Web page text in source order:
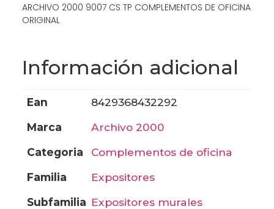
ARCHIVO 2000 9007 CS TP COMPLEMENTOS DE OFICINA
ORIGINAL
Información adicional
ean
8429368432292
marca
archivo 2000
categoria
complementos de oficina
familia
expositores
subfamilia
expositores murales